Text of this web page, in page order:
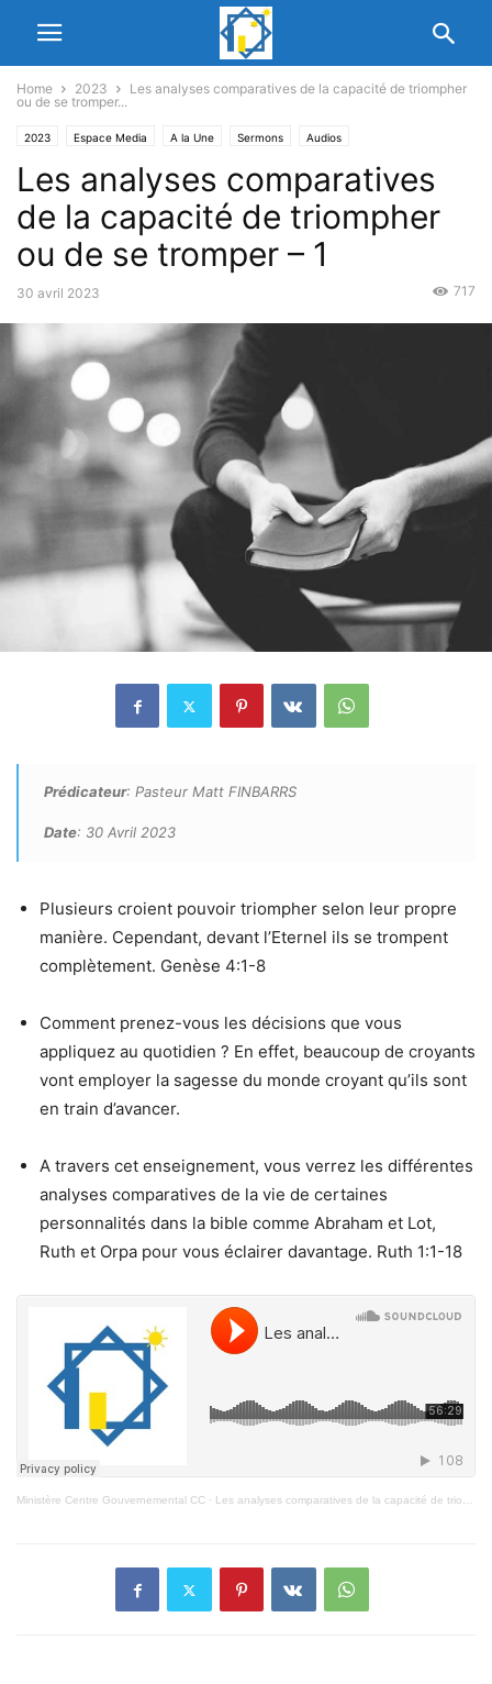
Home 2023
Les analyses comparatives de la capacité de triompher
ou de se tromper...
2023 Espace Media A la Une Sermons Audios
Les analyses comparatives
de la capacité de triompher
ou de se tromper – 1
30 avril 2023 717
Prédicateur: Pasteur Matt FINBARRS
Date: 30 Avril 2023
Plusieurs croient pouvoir triompher selon leur propre
manière. Cependant, devant l’Eternel ils se trompent
complètement. Genèse 4:1-8
Comment prenez-vous les décisions que vous
appliquez au quotidien ? En effet, beaucoup de croyants
vont employer la sagesse du monde croyant qu’ils sont
en train d’avancer.
A travers cet enseignement, vous verrez les différentes
analyses comparatives de la vie de certaines
personnalités dans la bible comme Abraham et Lot,
Ruth et Orpa pour vous éclairer davantage. Ruth 1:1-18
Ministère Centre Gouvernemental CC · Les analyses comparatives de la capacité de triompher ou se tromper – 1